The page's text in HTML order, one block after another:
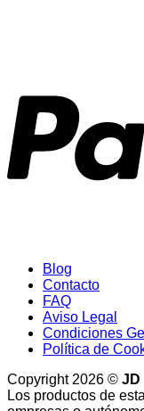
Blog
Contacto
FAQ
Aviso Legal
Condiciones
Política de
Copyright 2026 © JD
Los productos de